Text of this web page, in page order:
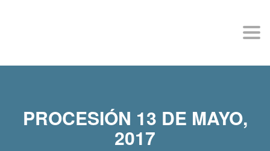
PROCESIÓN 13 DE MAYO,
2017